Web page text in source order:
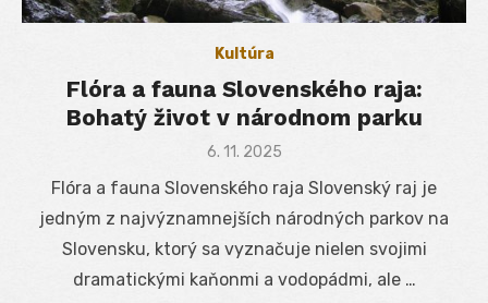
Kultúra
Flóra a fauna Slovenského raja:
Bohatý život v národnom parku
Posted
6. 11. 2025
Flóra a fauna Slovenského raja Slovenský raj je
jedným z najvýznamnejších národných parkov na
Slovensku, ktorý sa vyznačuje nielen svojimi
dramatickými kaňonmi a vodopádmi, ale …